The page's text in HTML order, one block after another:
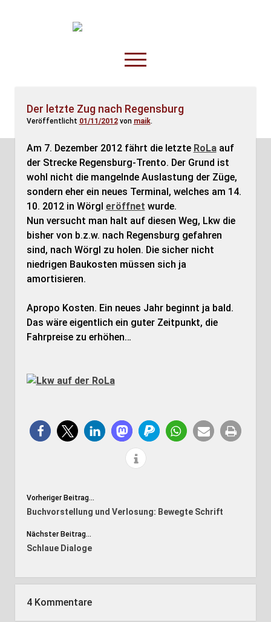
TruckOnline.de
open
menu
Anderswo
Spesenliste
Fahrer
Disposition
Der letzte Zug nach Regensburg
Veröffentlicht 01/11/2012von maik.
Am 7. Dezember 2012 fährt die letzte RoLaauf
der Strecke Regensburg-Trento. Der Grund ist
wohl nicht die mangelnde Auslastung der Züge,
sondern eher ein neues Terminal, welches am 14.
10. 2012 in Wörgl eröffnet wurde.
Nun versucht man halt auf diesen Weg, Lkw die
bisher von b.z.w. nach Regensburg gefahren
sind, nach Wörgl zu holen. Die sicher nicht
niedrigen Baukosten müssen sich ja
amortisieren.
Apropo Kosten. Ein neues Jahr beginnt ja bald.
Das wäre eigentlich ein guter Zeitpunkt, die
Fahrpreise zu erhöhen…
Vorheriger Beitrag...
Buchvorstellung und Verlosung: Bewegte Schrift
Nächster Beitrag...
Schlaue Dialoge
4 Kommentare